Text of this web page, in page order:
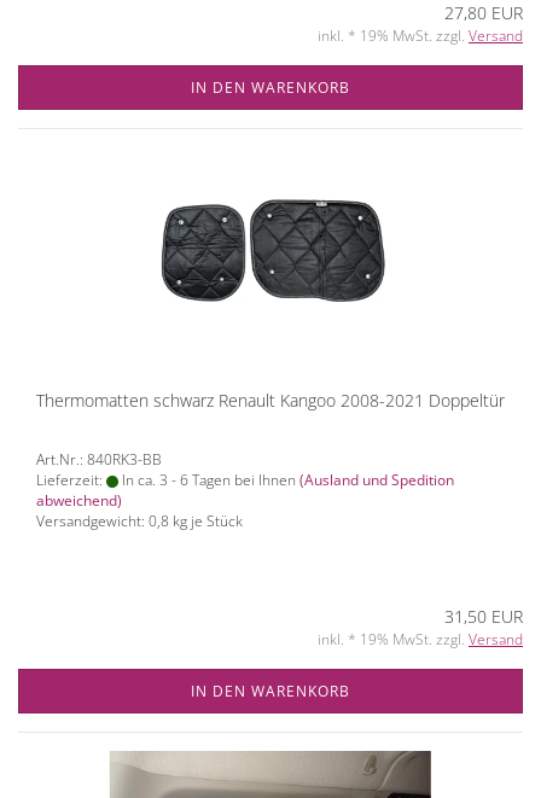
27,80 EUR
inkl. * 19% MwSt. zzgl. Versand
IN DEN WARENKORB
Thermomatten schwarz Renault Kangoo 2008-2021 Doppeltür
Art.Nr.: 840RK3-BB
Lieferzeit:
In ca. 3 - 6 Tagen bei Ihnen (Ausland und Spedition
abweichend)
Versandgewicht: 0,8 kg je Stück
31,50 EUR
inkl. * 19% MwSt. zzgl. Versand
IN DEN WARENKORB